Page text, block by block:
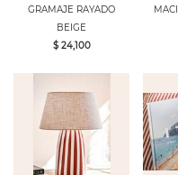
GRAMAJE RAYADO
BEIGE
$ 24,100